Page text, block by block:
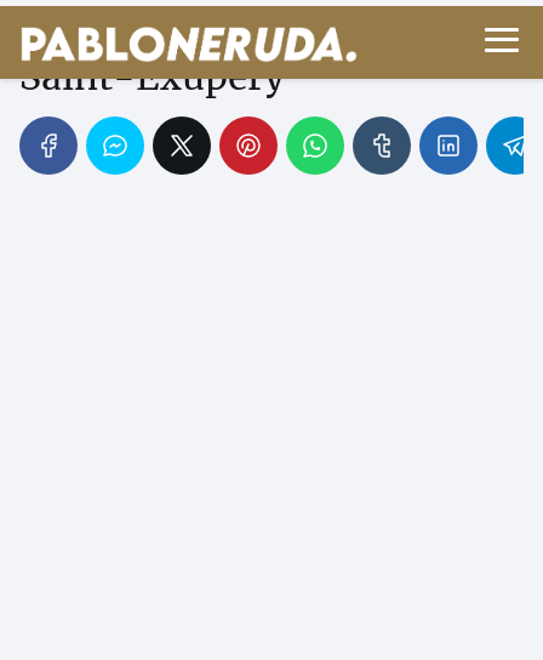
Biografía de Antoine de
Saint-Exupéry